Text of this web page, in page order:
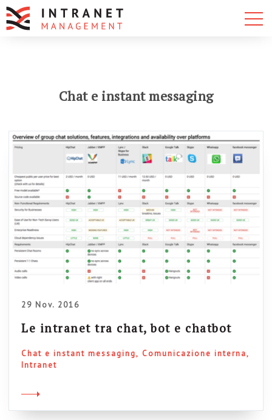
Chat e instant messaging
29 Nov. 2016
Le intranet tra chat, bot e chatbot
Chat e instant messaging
Comunicazione interna
Intranet